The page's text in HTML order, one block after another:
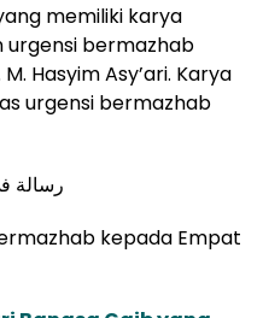
memiliki karya
urgensi bermazhab
Hasyim Asy’ari. Karya
urgensi bermazhab
رسالة
kepada Empat